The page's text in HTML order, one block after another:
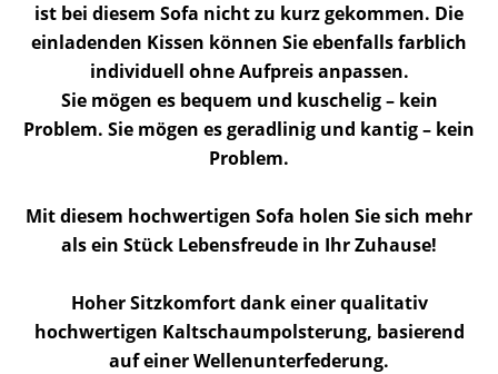
ist bei diesem Sofa nicht zu kurz gekommen. Die
einladenden Kissen können Sie ebenfalls farblich
individuell ohne Aufpreis anpassen.
Sie mögen es bequem und kuschelig – kein
Problem. Sie mögen es geradlinig und kantig – kein
Problem.
Mit diesem hochwertigen Sofa holen Sie sich mehr
als ein Stück Lebensfreude in Ihr Zuhause!
Hoher Sitzkomfort dank einer qualitativ
hochwertigen Kaltschaumpolsterung, basierend
auf einer Wellenunterfederung.